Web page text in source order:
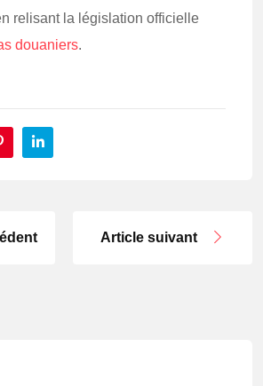
relisant la législation officielle
douaniers.
Article suivant